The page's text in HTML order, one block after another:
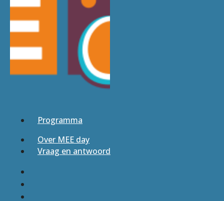
Programma
Over MEE day
Vraag en antwoord